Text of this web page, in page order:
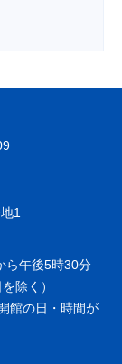
1
ら午後5時30分
除く）
館の日・時間が